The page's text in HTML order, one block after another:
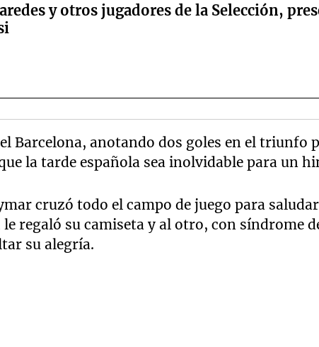
y otros jugadores de la Selección,
Barcelona, anotando dos goles en el triunfo
la tarde española sea inolvidable para un
cruzó todo el campo de juego para
regaló su camiseta y al otro, con síndrome
su alegría.